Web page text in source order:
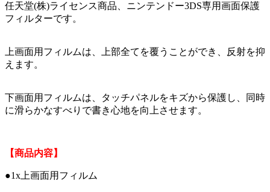
任天堂(株)ライセンス商品、ニンテンドー3DS専用画面保護
フィルターです。
上画面用フィルムは、上部全てを覆うことができ、反射を抑
えます。
下画面用フィルムは、タッチパネルをキズから保護し、同時
に滑らかなすべりで書き心地を向上させます。
【商品内容】
●1x上画面用フィルム